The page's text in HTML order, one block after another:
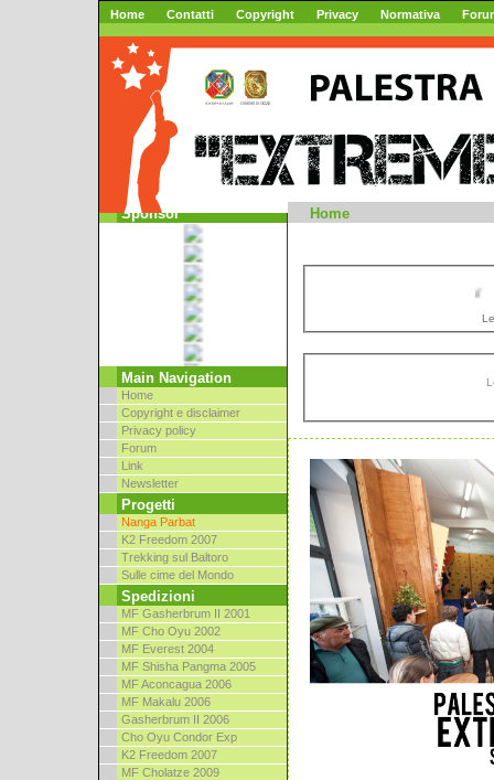
Home Contatti Copyright Privacy Normativa
Sponsor
Main Navigation
Home
Copyright e disclaimer
Privacy policy
Forum
Link
Newsletter
Progetti
Nanga Parbat
K2 Freedom 2007
Trekking sul Baltoro
Sulle cime del Mondo
Spedizioni
MF Gasherbrum II 2001
MF Cho Oyu 2002
MF Everest 2004
MF Shisha Pangma 2005
MF Aconcagua 2006
MF Makalu 2006
Gasherbrum II 2006
Cho Oyu Condor Exp
K2 Freedom 2007
MF Cholatze 2009
Home